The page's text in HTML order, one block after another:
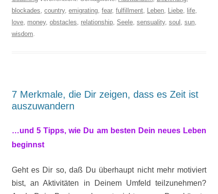
blockades, country, emigrating, fear, fulfillment, Leben, Liebe, life,
love, money, obstacles, relationship, Seele, sensuality, soul , sun,
wisdom.
7 Merkmale, die Dir zeigen, dass es Zeit ist
auszuwandern
…und5 Tipps, wie Du am besten Dein neues Leben
beginnst
Geht es Dir so, daß Du überhaupt nicht mehr motiviert
bist, an Aktivitäten in Deinem Umfeld teilzunehmen?